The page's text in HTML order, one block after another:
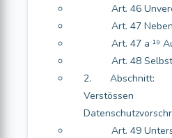
Art. 46
Art. 47
Art. 47 a ¹⁹
Art. 48
2. Abschnitt:
Art. 49